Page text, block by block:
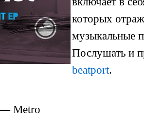
которых
музыкальные
Послушать и
beatport.
Metro